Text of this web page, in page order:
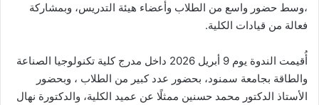
،وسط حضور واسع من الطلاب وأعضاء هيئة التدريس، وبمشاركة
فعالة من قيادات الكلية.
أُقيمت الندوة يوم 9 أبريل 2026 داخل مدرج كلية تكنولوجيا الصناعة
والطاقة بجامعة سمنود، بحضور عدد كبير من الطلاب ، وبحضور
الأستاذ الدكتور محمد حسنين ممثلًا عن عميد الكلية، والدكتورة نهال